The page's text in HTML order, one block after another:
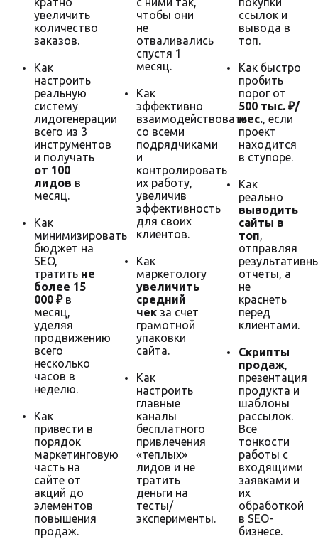
увеличить
количество
заказов.
Как
настроить
реальную
систему
лидогенерации
всего из 3
инструментов
и получать
от 100
лидов в
месяц.
Как
минимизировать
бюджет на
SEO,
тратить не
более 15
000 ₽в
месяц,
уделяя
продвижению
всего
несколько
часов в
неделю.
Как
привести в
порядок
маркетинговую
часть на
сайте от
акций до
элементов
повышения
продаж.
чтобы они
не
отваливались
спустя 1
месяц.
Как
эффективно
взаимодействовать
со всеми
подрядчиками
и
контролировать
их работу,
увеличив
эффективность
для своих
клиентов.
Как
маркетологу
увеличить
средний
чек за счет
грамотной
упаковки
сайта.
Как
настроить
главные
каналы
бесплатного
привлечения
«теплых»
лидов и не
тратить
деньги на
тесты/
эксперименты.
ссылок и
вывода в
топ.
Как быстро
пробить
порог от
500 тыс. ₽/
мес., если
проект
находится
в ступоре.
Как
реально
выводить
сайты в
топ,
отправляя
отчеты, а
не
краснеть
перед
клиентами.
Скрипты
продаж,
презентация
продукта и
шаблоны
рассылок.
Все
тонкости
работы с
входящими
заявками и
их
обработкой
в SEO-
бизнесе.